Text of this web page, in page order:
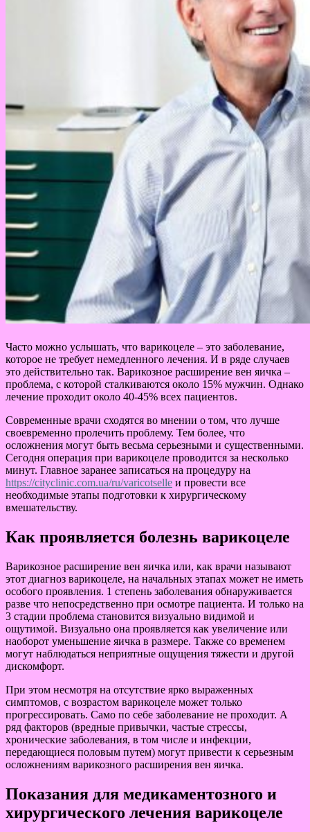
Часто можно услышать, что варикоцеле – это заболевание,
которое не требует немедленного лечения. И в ряде случаев
это действительно так. Варикозное расширение вен яичка –
проблема, с которой сталкиваются около 15% мужчин. Однако
лечение проходит около 40-45% всех пациентов.
Современные врачи сходятся во мнении о том, что лучше
своевременно пролечить проблему. Тем более, что
осложнения могут быть весьма серьезными и существенными.
Сегодня операция при варикоцеле проводится за несколько
минут. Главное заранее записаться на процедуру на
https://cityclinic.com.ua/ru/varicotselle и провести все
необходимые этапы подготовки к хирургическому
вмешательству.
Как проявляется болезнь варикоцеле
Варикозное расширение вен яичка или, как врачи называют
этот диагноз варикоцеле, на начальных этапах может не иметь
особого проявления. 1 степень заболевания обнаруживается
разве что непосредственно при осмотре пациента. И только на
3 стадии проблема становится визуально видимой и
ощутимой. Визуально она проявляется как увеличение или
наоборот уменьшение яичка в размере. Также со временем
могут наблюдаться неприятные ощущения тяжести и другой
дискомфорт.
При этом несмотря на отсутствие ярко выраженных
симптомов, с возрастом варикоцеле может только
прогрессировать. Само по себе заболевание не проходит. А
ряд факторов (вредные привычки, частые стрессы,
хронические заболевания, в том числе и инфекции,
передающиеся половым путем) могут привести к серьезным
осложнениям варикозного расширения вен яичка.
Показания для медикаментозного и
хирургического лечения варикоцеле